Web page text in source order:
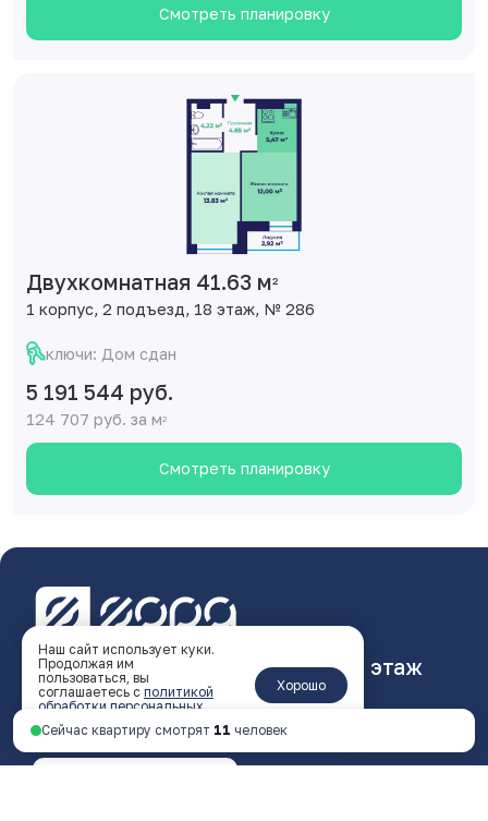
Смотреть планировку
Двухкомнатная 41.63 м2
1 корпус, 2 подъезд, 18 этаж, № 286
ключи: Дом сдан
5 191 544 руб.
124 707 руб. за м2
Смотреть планировку
Сейчас квартиру смотрят 11 человек
Ярославль, пр-т Октября, 46, 4 этаж
пн - пт 9:00 - 18:00
+7 4852 338-538
Наш сайт использует куки.
Продолжая им
пользоваться, вы
соглашаетесь с политикой
обработки персональных
данных
Хорошо